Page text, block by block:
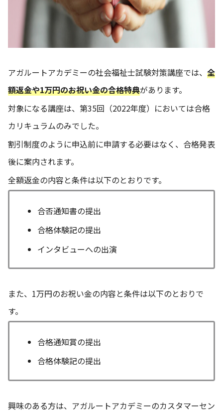
アガルートアカデミーの社会福祉士試験対策講座では、 全
額返金や1万円のお祝い金の合格特典があります。
対象になる講座は、第35回（2022年度）においては合格
カリキュラムのみでした。
割引制度のように申込前に申請する必要はなく、合格発表
後に案内されます。
全額返金の内容と条件は以下のとおりです。
合否通知書の提出
合格体験記の提出
インタビューへの出演
また、1万円のお祝い金の内容と条件は以下のとおりで
す。
合格通知賞の提出
合格体験記の提出
興味のある方は、アガルートアカデミーのカスタマーセン